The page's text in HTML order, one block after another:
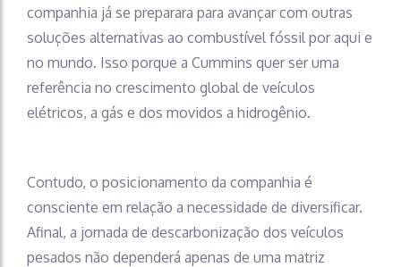
companhia já se preparara para avançar com outras
soluções alternativas ao combustível fóssil por aqui e
no mundo. Isso porque a Cummins quer ser uma
referência no crescimento global de veículos
elétricos, a gás e dos movidos a hidrogênio.
Contudo, o posicionamento da companhia é
consciente em relação a necessidade de diversificar.
Afinal, a jornada de descarbonização dos veículos
pesados não dependerá apenas de uma matriz